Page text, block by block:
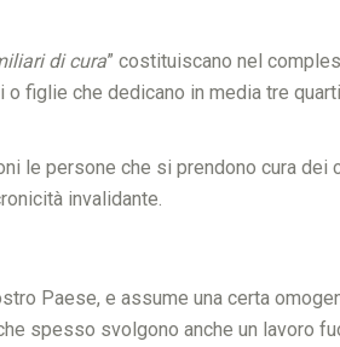
di cura” costituiscano nel
figlie che dedicano in media tre
le persone che si prendono cura dei
invalidante.
Paese, e assume una certa
spesso svolgono anche un lavoro